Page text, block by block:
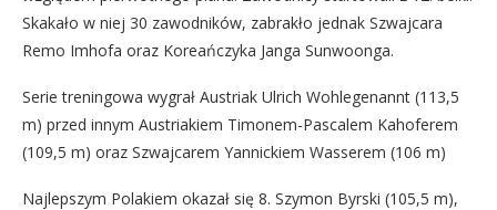
Skakało w niej 30 zawodników, zabrakło jednak Szwajcara
Remo Imhofa oraz Koreańczyka Janga Sunwoonga.
Serie treningowa wygrał Austriak Ulrich Wohlegenannt (113,5
m) przed innym Austriakiem Timonem-Pascalem Kahoferem
(109,5 m) oraz Szwajcarem Yannickiem Wasserem (106 m)
Najlepszym Polakiem okazał się 8. Szymon Byrski (105,5 m),